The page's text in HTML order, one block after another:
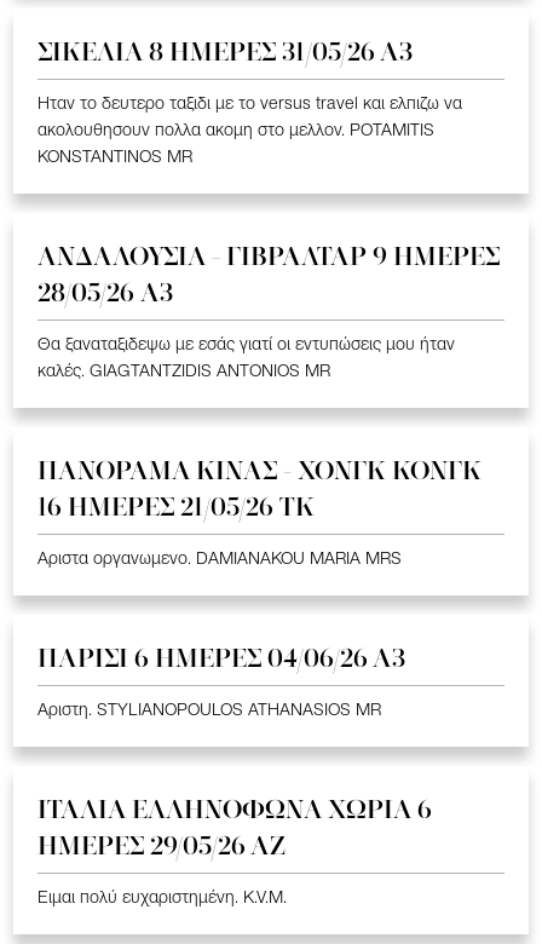
ΣΙΚΕΛΙΑ 8 ΗΜΕΡΕΣ 31/05/26 Α3
Ηταν το δευτερο ταξιδι με το versus travel και ελπιζω να
ακολουθησουν πολλα ακομη στο μελλον. POTAMITIS
KONSTANTINOS MR
ΑΝΔΑΛΟΥΣΙΑ - ΓΙΒΡΑΛΤΑΡ 9 ΗΜΕΡΕΣ
28/05/26 A3
Θα ξαναταξιδεψω με εσάς γιατί οι εντυπώσεις μου ήταν
καλές. GIAGTANTZIDIS ANTONIOS MR
ΠΑΝΟΡΑΜΑ ΚΙΝΑΣ - ΧΟΝΓΚ ΚΟΝΓΚ
16 ΗΜΕΡΕΣ 21/05/26 TK
Αριστα οργανωμενο. DAMIANAKOU MARIA MRS
ΠΑΡΙΣΙ 6 ΗΜΕΡΕΣ 04/06/26 Α3
Αριστη. STYLIANOPOULOS ATHANASIOS MR
ΙΤΑΛΙΑ ΕΛΛΗΝΟΦΩΝΑ ΧΩΡΙΑ 6
ΗΜΕΡΕΣ 29/05/26 ΑΖ
Ειμαι πολύ ευχαριστημένη. K.V.M.